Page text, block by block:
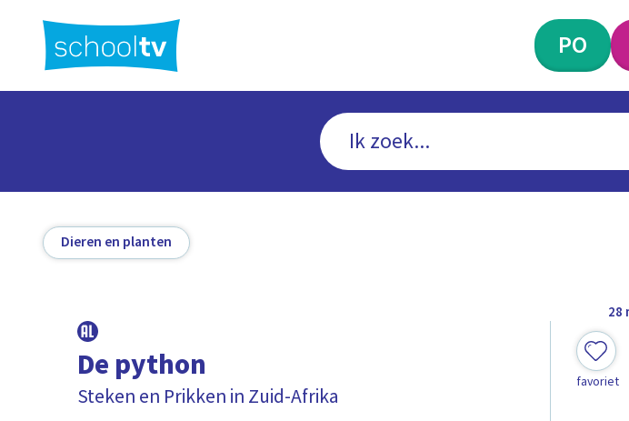
hoofdinhoud
PO
Dieren en planten
28
De python
Steken en Prikken in Zuid-Afrika
favoriet